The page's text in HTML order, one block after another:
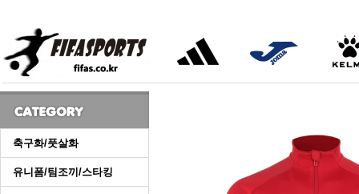
축구화/풋살화
유니폼/팀조끼/스타킹